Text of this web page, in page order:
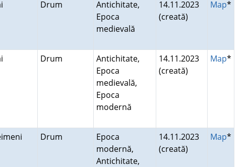
Drum
Antichitate,
Epoca
medievală
14.11.2023
(creată)
Map*
Drum
Antichitate,
Epoca
medievală,
Epoca
modernă
14.11.2023
(creată)
Map*
Drum
Epoca
modernă,
Antichitate,
14.11.2023
(creată)
Map*